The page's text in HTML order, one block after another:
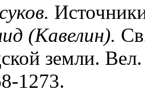
(Кавелин).
земли.
1273.